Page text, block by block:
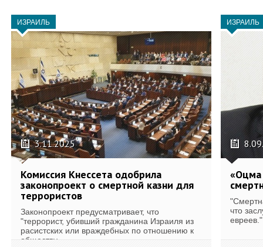
ИЗРАИЛЬ
3.11.2025
Комиссия Кнессета одобрила
законопроект о смертной казни для
террористов
Законопроект предусматривает, что
"террорист, убивший гражданина Израиля из
расистских или враждебных по отношению к
обществу...
ИЗРАИЛЬ
«Оцма
что
евреев."